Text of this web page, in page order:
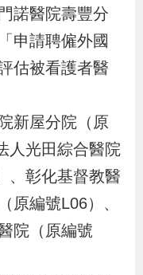
諾醫院壽豐分
申請聘僱外國
估被看護者醫
新屋分院（原
人光田綜合醫院
、彰化基督教醫
原編號L06）、
院（原編號